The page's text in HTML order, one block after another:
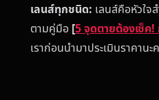
เลนส์ทุกชนิด: เลนส์คือหัวใ
ตามคู่มือ [5 จุดตายต้องเช็ค
เราก่อนนำมาประเมินราคานะ